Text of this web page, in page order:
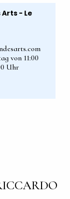
Arts - Le
von 11:00
Uhr